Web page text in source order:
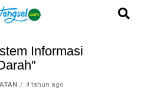
Informasi
4 tahun ago